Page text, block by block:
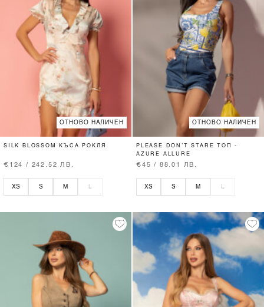
ОТНОВО НАЛИЧЕН
SILK BLOSSOM КЪСА РОКЛЯ
€124 / 242.52 ЛВ.
XS S M L
ОТНОВО НАЛИЧЕН
PLEASE DON’T STARE ТОП -
AZURE ALLURE
€45 / 88.01 ЛВ.
XS S M L